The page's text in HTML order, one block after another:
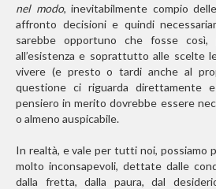
nel modo, inevitabilmente compio
affronto decisioni e quindi
sarebbe opportuno che fosse
all’esistenza e soprattutto alle scelte
vivere (e presto o tardi anche al
questione ci riguarda direttamente
pensiero in merito dovrebbe essere
o almeno auspicabile.
In realtà, e vale per tutti noi, possiamo
molto inconsapevoli, dettate dalle
dalla fretta, dalla paura, dal